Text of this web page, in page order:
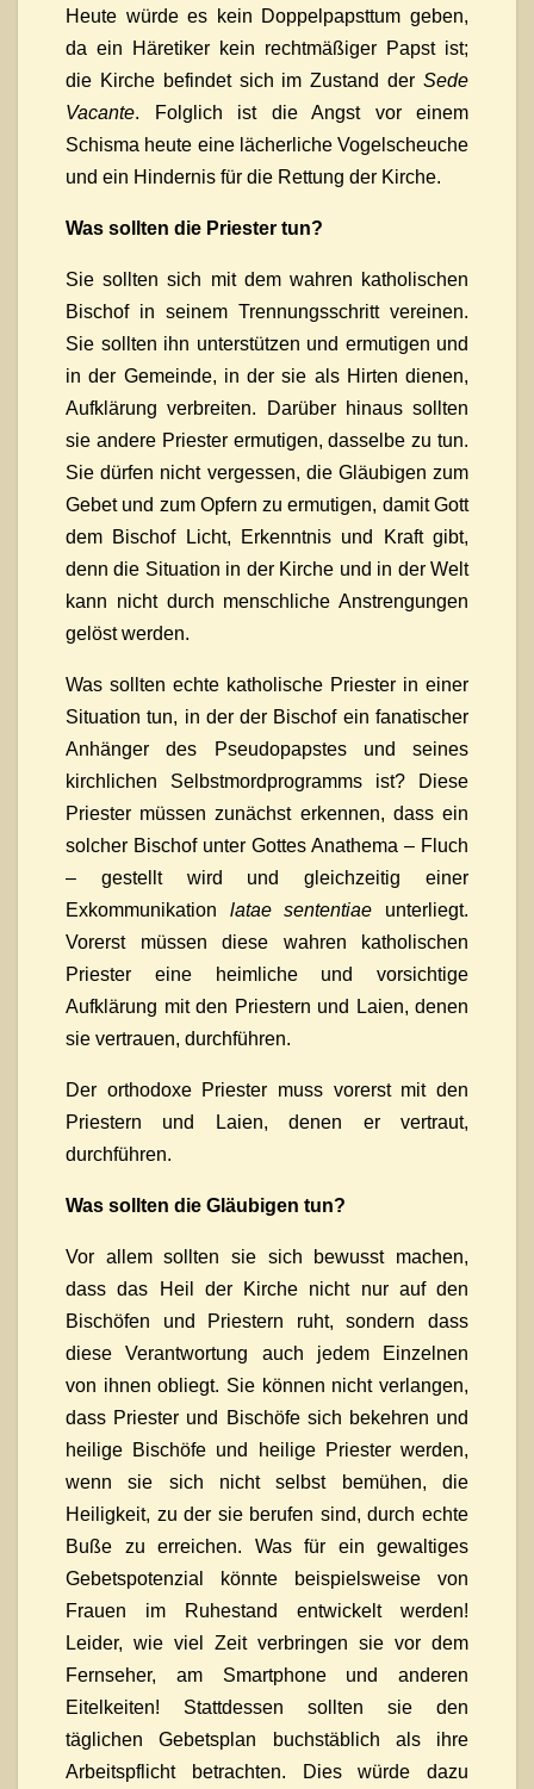
Heute würde es kein Doppelpapsttum geben,
da ein Häretiker kein rechtmäßiger Papst ist;
die Kirche befindet sich im Zustand der Sede
Vacante. Folglich ist die Angst vor einem
Schisma heute eine lächerliche Vogelscheuche
und ein Hindernis für die Rettung der Kirche.
Was sollten die Priester tun?
Sie sollten sich mit dem wahren katholischen
Bischof in seinem Trennungsschritt vereinen.
Sie sollten ihn unterstützen und ermutigen und
in der Gemeinde, in der sie als Hirten dienen,
Aufklärung verbreiten. Darüber hinaus sollten
sie andere Priester ermutigen, dasselbe zu tun.
Sie dürfen nicht vergessen, die Gläubigen zum
Gebet und zum Opfern zu ermutigen, damit Gott
dem Bischof Licht, Erkenntnis und Kraft gibt,
denn die Situation in der Kirche und in der Welt
kann nicht durch menschliche Anstrengungen
gelöst werden.
Was sollten echte katholische Priester in einer
Situation tun, in der der Bischof ein fanatischer
Anhänger des Pseudopapstes und seines
kirchlichen Selbstmordprogramms ist? Diese
Priester müssen zunächst erkennen, dass ein
solcher Bischof unter Gottes Anathema – Fluch
– gestellt wird und gleichzeitig einer
Exkommunikation latae sententiae unterliegt.
Vorerst müssen diese wahren katholischen
Priester eine heimliche und vorsichtige
Aufklärung mit den Priestern und Laien, denen
sie vertrauen, durchführen.
Der orthodoxe Priester muss vorerst mit den
Priestern und Laien, denen er vertraut,
durchführen.
Was sollten die Gläubigen tun?
Vor allem sollten sie sich bewusst machen,
dass das Heil der Kirche nicht nur auf den
Bischöfen und Priestern ruht, sondern dass
diese Verantwortung auch jedem Einzelnen
von ihnen obliegt. Sie können nicht verlangen,
dass Priester und Bischöfe sich bekehren und
heilige Bischöfe und heilige Priester werden,
wenn sie sich nicht selbst bemühen, die
Heiligkeit, zu der sie berufen sind, durch echte
Buße zu erreichen. Was für ein gewaltiges
Gebetspotenzial könnte beispielsweise von
Frauen im Ruhestand entwickelt werden!
Leider, wie viel Zeit verbringen sie vor dem
Fernseher, am Smartphone und anderen
Eitelkeiten! Stattdessen sollten sie den
täglichen Gebetsplan buchstäblich als ihre
Arbeitspflicht betrachten. Dies würde dazu